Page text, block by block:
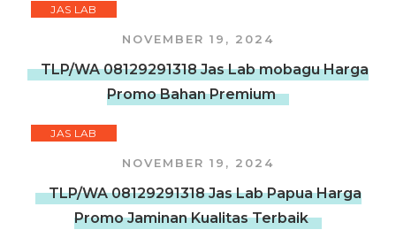
JAS LAB
NOVEMBER 19, 2024
TLP/WA 08129291318 Jas Lab mobagu Harga
Promo Bahan Premium
JAS LAB
NOVEMBER 19, 2024
TLP/WA 08129291318 Jas Lab Papua Harga
Promo Jaminan Kualitas Terbaik